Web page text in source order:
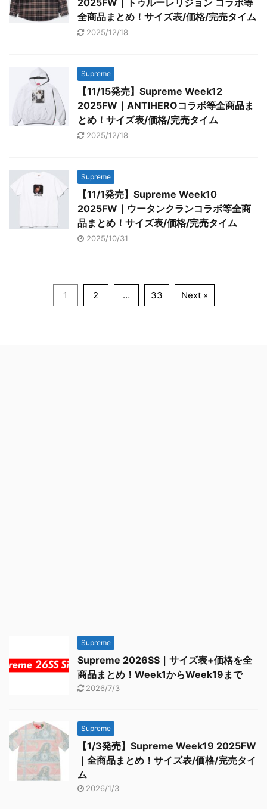
2025FW｜トゥルーレリジョン コラボ等
全商品まとめ！サイズ表/価格/完売タイム
2025/12/18
Supreme
【11/15発売】Supreme Week12
2025FW｜ANTIHEROコラボ等全商品ま
とめ！サイズ表/価格/完売タイム
2025/12/18
Supreme
【11/1発売】Supreme Week10
2025FW｜ウータンクランコラボ等全商
品まとめ！サイズ表/価格/完売タイム
2025/10/31
1 2 … 33 Next »
Supreme
Supreme 2026SS｜サイズ表+価格を全
商品まとめ！Week1からWeek19まで
2026/7/3
Supreme
【1/3発売】Supreme Week19 2025FW
｜全商品まとめ！サイズ表/価格/完売タイ
ム
2026/1/3